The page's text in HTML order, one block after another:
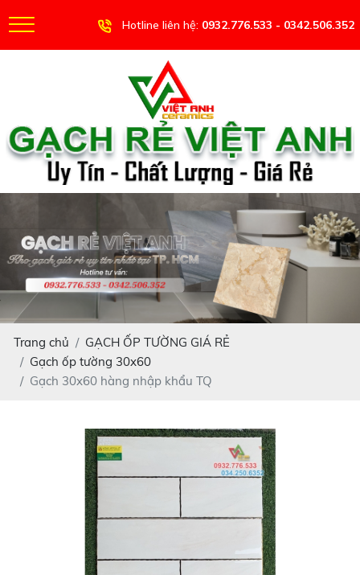
Hotline liên hệ: 0932.776.533 - 0342.506.352
Trang chủ
GẠCH ỐP TƯỜNG GIÁ RẺ
Gạch ốp tường 30x60
Gạch 30x60 hàng nhập khẩu TQ